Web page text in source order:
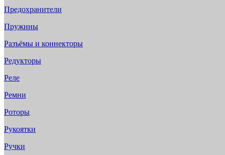
Предохранители
Пружины
Разъёмы и коннекторы
Редукторы
Реле
Ремни
Роторы
Рукоятки
Ручки